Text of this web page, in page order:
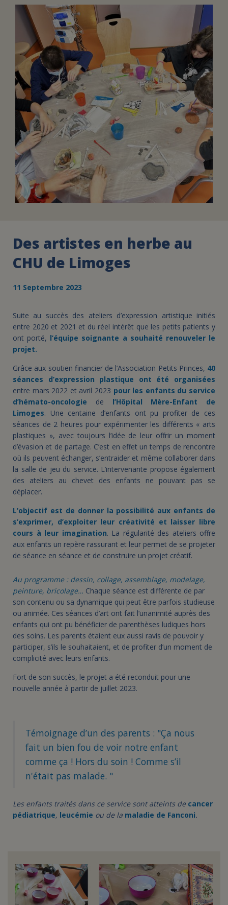
FAIRE UN DON
ASSURANCE VIE/LEGS
ESPACE PRESSE
JE DEVIENS
BÉNÉVOLE
DEVENIR
UN PETIT PRINCE
Des artistes en herbe au
CHU de Limoges
11 Septembre 2023
Suite au succès des ateliers d’expression artistique initiés
entre 2020 et 2021 et du réel intérêt que les petits patients y
ont porté, l’équipe soignante a souhaité renouveler le
projet.
Grâce aux soutien financier de l’Association Petits Princes, 40
séances d’expression plastique ont été organisées
entre mars 2022 et avril 2023 pour les enfants du service
d’hémato-oncologie de l’Hôpital Mère-Enfant de
Limoges. Une centaine d’enfants ont pu profiter de ces
séances de 2 heures pour expérimenter les différents « arts
plastiques », avec toujours l’idée de leur offrir un moment
d’évasion et de partage. C’est en effet un temps de rencontre
où ils peuvent échanger, s’entraider et même collaborer dans
la salle de jeu du service. L’intervenante propose également
des ateliers au chevet des enfants ne pouvant pas se
déplacer.
L’objectif est de donner la possibilité aux enfants de
s’exprimer, d’exploiter leur créativité et laisser libre
cours à leur imagination. La régularité des ateliers offre
aux enfants un repère rassurant et leur permet de se projeter
de séance en séance et de construire un projet créatif.
Au programme : dessin, collage, assemblage, modelage,
peinture, bricolage… Chaque séance est différente de par
son contenu ou sa dynamique qui peut être parfois studieuse
ou animée. Ces séances d’art ont fait l’unanimité auprès des
enfants qui ont pu bénéficier de parenthèses ludiques hors
des soins. Les parents étaient eux aussi ravis de pouvoir y
participer, s’ils le souhaitaient, et de profiter d’un moment de
complicité avec leurs enfants.
Fort de son succès, le projet a été reconduit pour une
nouvelle année à partir de juillet 2023.
Témoignage d’un des parents : "Ça nous
fait un bien fou de voir notre enfant
comme ça ! Hors du soin ! Comme s’il
n'était pas malade. "
Les enfants traités dans ce service sont atteints de cancer
pédiatrique, leucémie ou de la maladie de Fanconi.